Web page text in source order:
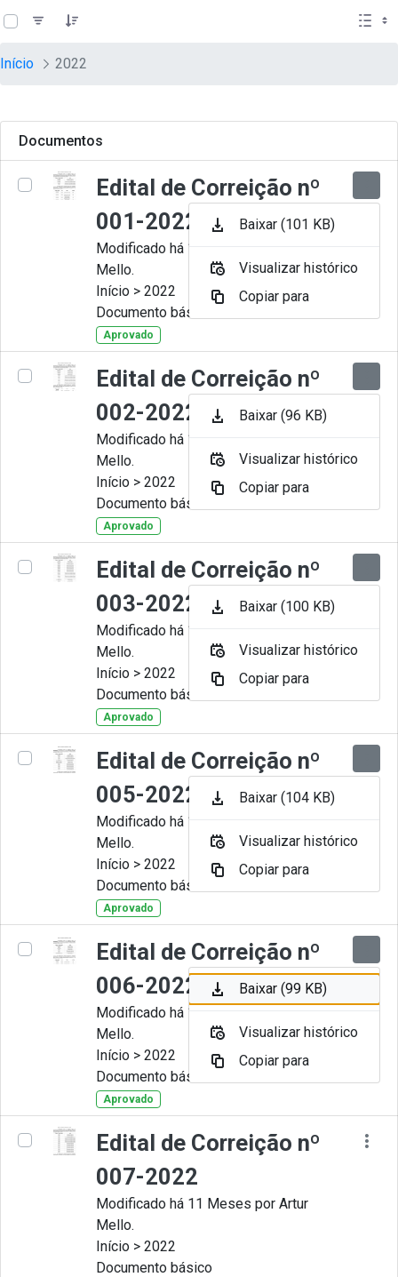
Pular para o Conteúdo principal
teste descricao
Início 2022
Documentos
Edital de Correição nº
001-2022
Modificado há 11 Meses por Artur
Mello.
Início > 2022
Documento básico
Aprovado
Edital de Correição nº
002-2022
Modificado há 11 Meses por Artur
Mello.
Início > 2022
Documento básico
Aprovado
Edital de Correição nº
003-2022
Modificado há 11 Meses por Artur
Mello.
Início > 2022
Documento básico
Aprovado
Edital de Correição nº
005-2022
Modificado há 11 Meses por Artur
Mello.
Início > 2022
Documento básico
Aprovado
Edital de Correição nº
006-2022
Modificado há 11 Meses por Artur
Mello.
Início > 2022
Documento básico
Aprovado
Edital de Correição nº
007-2022
Modificado há 11 Meses por Artur
Mello.
Início > 2022
Documento básico
Baixar (101 KB)
Visualizar histórico
Copiar para
Baixar (96 KB)
Visualizar histórico
Copiar para
Baixar (100 KB)
Visualizar histórico
Copiar para
Baixar (104 KB)
Visualizar histórico
Copiar para
Baixar (99 KB)
Visualizar histórico
Copiar para